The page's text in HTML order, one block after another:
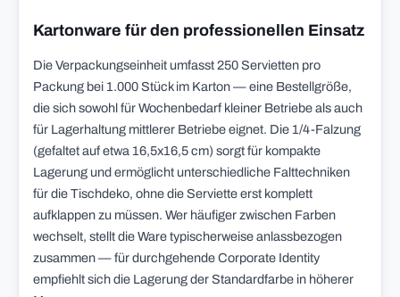
Kartonware für den professionellen Einsatz
Die Verpackungseinheit umfasst 250 Servietten pro
Packung bei 1.000 Stück im Karton — eine Bestellgröße,
die sich sowohl für Wochenbedarf kleiner Betriebe als auch
für Lagerhaltung mittlerer Betriebe eignet. Die 1/4-Falzung
(gefaltet auf etwa 16,5x16,5 cm) sorgt für kompakte
Lagerung und ermöglicht unterschiedliche Falttechniken
für die Tischdeko, ohne die Serviette erst komplett
aufklappen zu müssen. Wer häufiger zwischen Farben
wechselt, stellt die Ware typischerweise anlassbezogen
zusammen — für durchgehende Corporate Identity
empfiehlt sich die Lagerung der Standardfarbe in höherer